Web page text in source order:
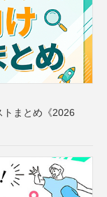
トまとめ《2026